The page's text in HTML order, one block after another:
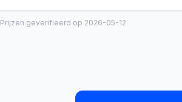
Prijzen geverifieerd op 2026-05-12